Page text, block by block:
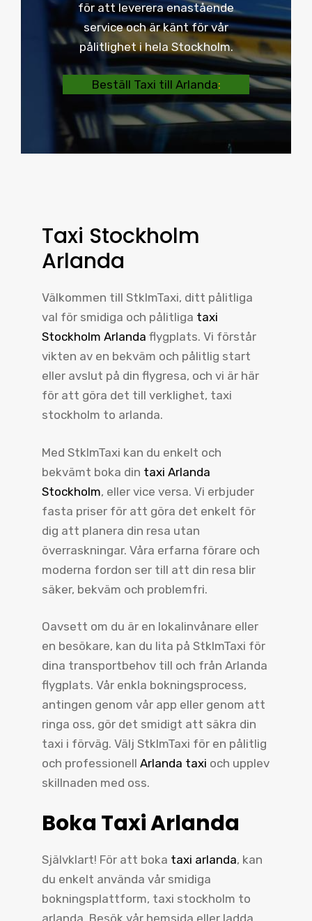
för att leverera enastående
service och är känt för vår
pålitlighet i hela Stockholm.
Beställ Taxi till Arlanda:
Taxi Stockholm
Arlanda
Välkommen till StklmTaxi, ditt pålitliga
val för smidiga och pålitliga taxi
Stockholm Arlanda flygplats. Vi förstår
vikten av en bekväm och pålitlig start
eller avslut på din flygresa, och vi är här
för att göra det till verklighet, taxi
stockholm to arlanda.
Med StklmTaxi kan du enkelt och
bekvämt boka din taxi Arlanda
Stockholm, eller vice versa. Vi erbjuder
fasta priser för att göra det enkelt för
dig att planera din resa utan
överraskningar. Våra erfarna förare och
moderna fordon ser till att din resa blir
säker, bekväm och problemfri.
Oavsett om du är en lokalinvånare eller
en besökare, kan du lita på StklmTaxi för
dina transportbehov till och från Arlanda
flygplats. Vår enkla bokningsprocess,
antingen genom vår app eller genom att
ringa oss, gör det smidigt att säkra din
taxi i förväg. Välj StklmTaxi för en pålitlig
och professionell Arlanda taxi och upplev
skillnaden med oss.
Boka Taxi Arlanda
Självklart! För att boka taxi arlanda, kan
du enkelt använda vår smidiga
bokningsplattform, taxi stockholm to
arlanda. Besök vår hemsida eller ladda